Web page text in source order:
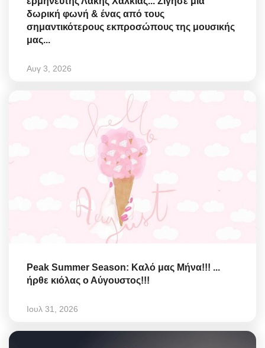
δωρική φωνή & ένας από τους
σημαντικότερους εκπροσώπους της μουσικής
μας...
Αυγ 3, 2026
Peak Summer Season: Kαλό μας Μήνα!!! ...
ήρθε κιόλας ο Αύγουστος!!!
Ιουλ 31, 2026